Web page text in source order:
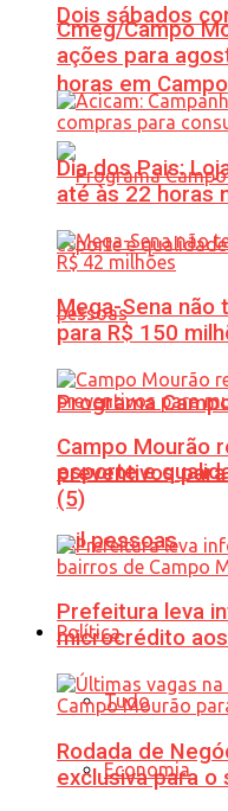
Dois sábados
horas em
Programa
esporte e
mil pessoas
Política
Tudo
Economia
Cmeg/Campo
ações para
Dia dos Pais:
até às 22 horas
Mega-Sena não
para R$ 150
Campo Mourão
preventivos
(5)
Prefeitura leva
microcrédito
Rodada de
exclusiva para